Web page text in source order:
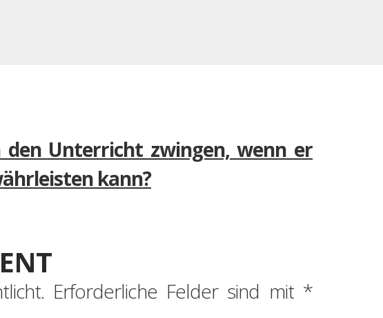
Unterricht zwingen, wenn er
kann?
Erforderliche Felder sind mit *